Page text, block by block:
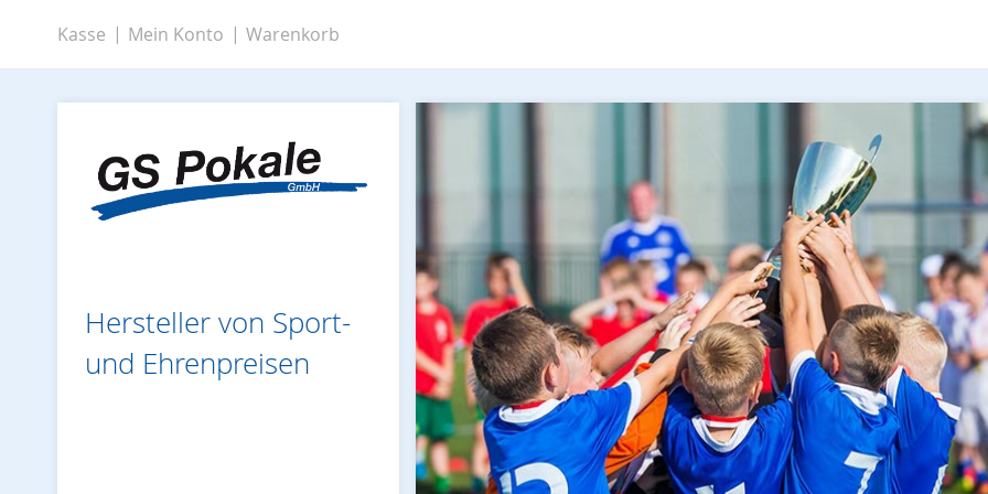
Zum
Inhalt
springen
Kasse Mein Konto Warenkorb
Hersteller von Sport-
und Ehrenpreisen